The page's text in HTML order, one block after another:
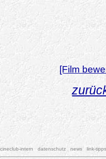
[Film
cineclub-intern datenschutz news link-tipps